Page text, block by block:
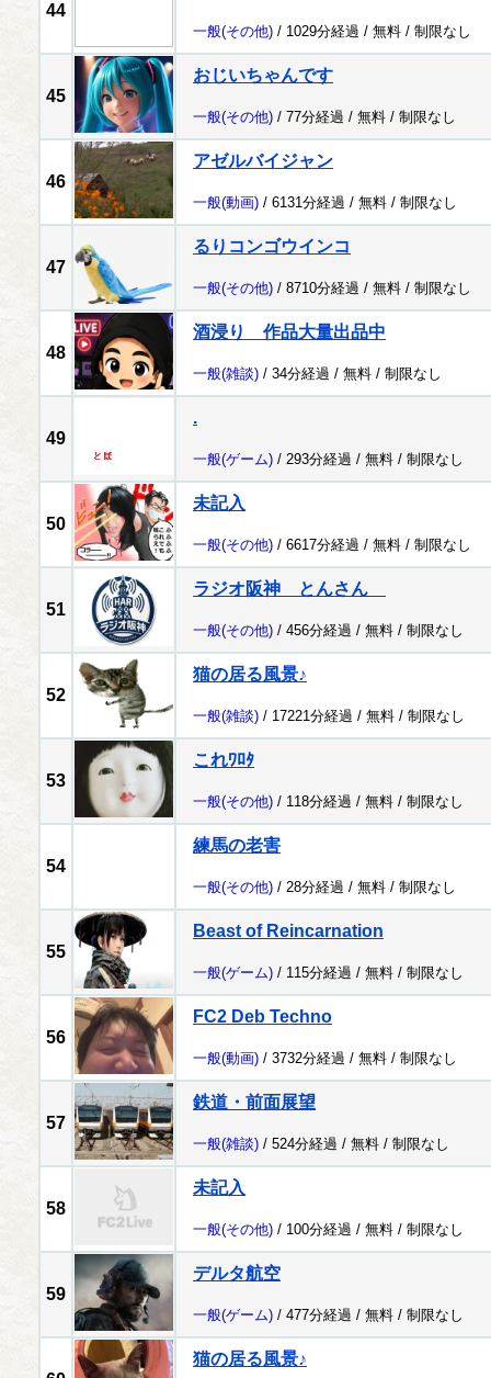
44
一般(その他) / 1029分経過 / 無料 / 制限なし
45
おじいちゃんです
一般(その他) / 77分経過 / 無料 / 制限なし
46
アゼルバイジャン
一般(動画) / 6131分経過 / 無料 / 制限なし
47
るりコンゴウインコ
一般(その他) / 8710分経過 / 無料 / 制限なし
48
酒浸り 作品大量出品中
一般(雑談) / 34分経過 / 無料 / 制限なし
49
.
一般(ゲーム) / 293分経過 / 無料 / 制限なし
50
未記入
一般(その他) / 6617分経過 / 無料 / 制限なし
51
ラジオ阪神 とんさん
一般(その他) / 456分経過 / 無料 / 制限なし
52
猫の居る風景♪
一般(雑談) / 17221分経過 / 無料 / 制限なし
53
これﾜﾛﾀ
一般(その他) / 118分経過 / 無料 / 制限なし
54
練馬の老害
一般(その他) / 28分経過 / 無料 / 制限なし
55
Beast of Reincarnation
一般(ゲーム) / 115分経過 / 無料 / 制限なし
56
FC2 Deb Techno
一般(動画) / 3732分経過 / 無料 / 制限なし
57
鉄道・前面展望
一般(雑談) / 524分経過 / 無料 / 制限なし
58
未記入
一般(その他) / 100分経過 / 無料 / 制限なし
59
デルタ航空
一般(ゲーム) / 477分経過 / 無料 / 制限なし
猫の居る風景♪